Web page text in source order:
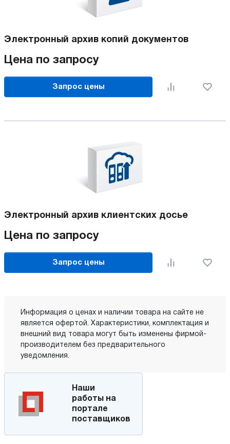
Электронный архив копий документов
Цена по запросу
Запрос цены
Электронный архив клиентских досье
Цена по запросу
Запрос цены
Информация о ценах и наличии товара на сайте не
является офертой. Характеристики, комплектация и
внешний вид товара могут быть изменены фирмой-
производителем без предварительного
уведомления.
Наши
работы на
портале
поставщиков